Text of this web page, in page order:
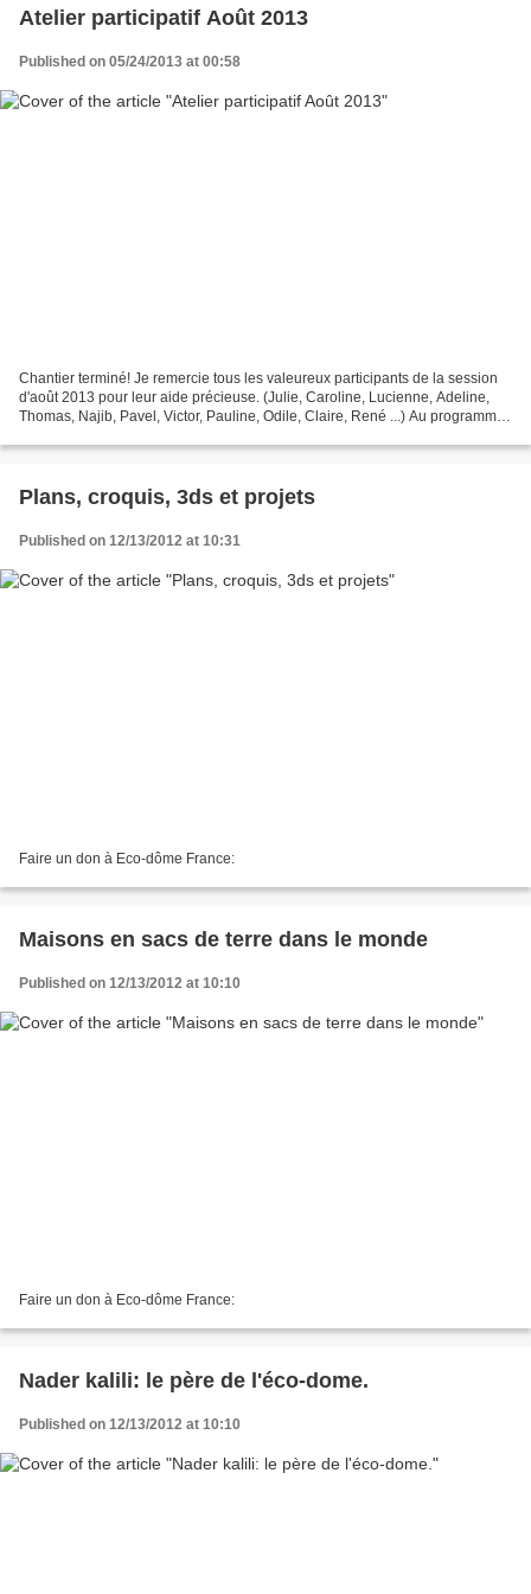
Atelier participatif Août 2013
Published on 05/24/2013 at 00:58
Chantier terminé! Je remercie tous les valeureux participants de la session
d'août 2013 pour leur aide précieuse. (Julie, Caroline, Lucienne, Adeline,
Thomas, Najib, Pavel, Victor, Pauline, Odile, Claire, René ...) Au programme :
Plans, croquis, 3ds et projets
Published on 12/13/2012 at 10:31
Faire un don à Eco-dôme France:
Maisons en sacs de terre dans le monde
Published on 12/13/2012 at 10:10
Faire un don à Eco-dôme France:
Nader kalili: le père de l'éco-dome.
Published on 12/13/2012 at 10:10